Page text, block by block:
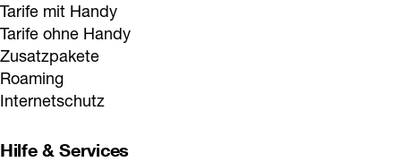
Tarife mit Handy
Tarife ohne Handy
Zusatzpakete
Roaming
Internetschutz
Hilfe & Services